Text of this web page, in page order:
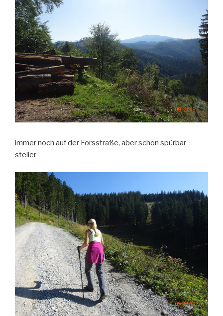
immer noch auf der Forsstraße, aber schon spürbar
steiler